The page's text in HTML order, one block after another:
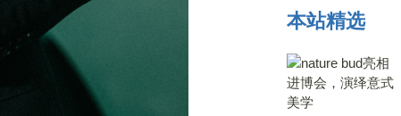
本站精选